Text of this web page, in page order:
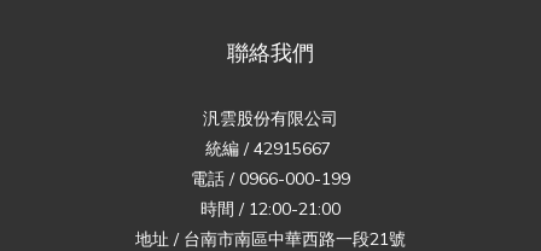
聯絡我們
汎雲股份有限公司
統編 / 42915667
電話 / 0966-000-199
時間 / 12:00-21:00
地址 / 台南市南區中華西路一段21號